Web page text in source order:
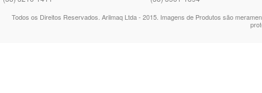
Todos os Direitos Reservados. Arilmaq Ltda - 2015. Imagens de Produtos são